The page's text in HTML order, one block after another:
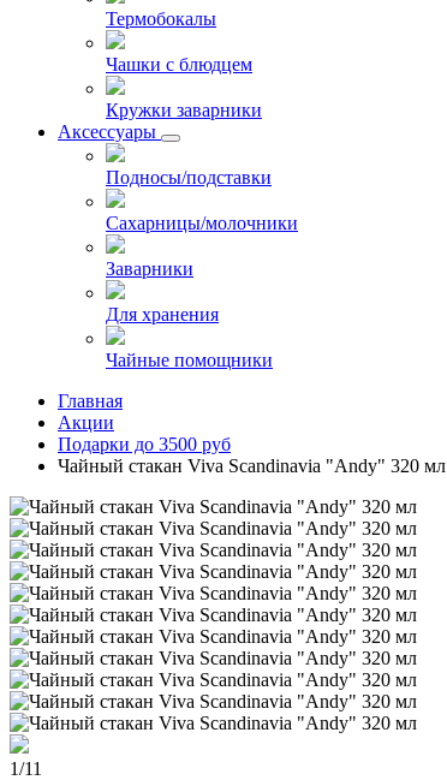
Термобокалы
Чашки с блюдцем
Кружки заварники
Аксессуары
Подносы/подставки
Сахарницы/молочники
Заварники
Для хранения
Чайные помощники
Главная
Акции
Подарки до 3500 руб
Чайный стакан Viva Scandinavia "Andy" 320 мл
1/11